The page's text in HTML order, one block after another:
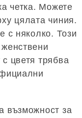
четка. Можете
цялата чиния.
с няколко. Този
цветя трябва
възможност за